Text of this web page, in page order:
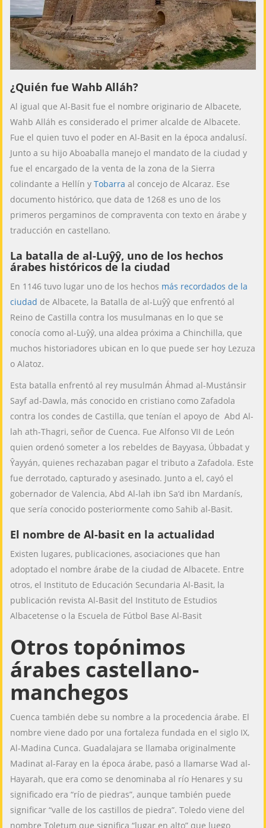
¿Quién fue Wahb Alláh?
Al igual que Al-Basit fue el nombre originario de Albacete,
Wahb Alláh es considerado el primer alcalde de Albacete.
Fue el quien tuvo el poder en Al-Basit en la época andalusí.
Junto a su hijo Aboaballa manejo el mandato de la ciudad y
fue el encargado de la venta de la zona de la Sierra
colindante a Hellín yTobarra al concejo de Alcaraz. Ese
documento histórico, que data de 1268 es uno de los
primeros pergaminos de compraventa con texto en árabe y
traducción en castellano.
La batalla de al-Luŷŷ, uno de los hechos
árabes históricos de la ciudad
En 1146 tuvo lugar uno de los hechos más recordados de la
ciudad de Albacete, la Batalla de al-Luŷŷ que enfrentó al
Reino de Castilla contra los musulmanas en lo que se
conocía como al-Luŷŷ, una aldea próxima a Chinchilla, que
muchos historiadores ubican en lo que puede ser hoy Lezuza
o Alatoz.
Esta batalla enfrentó al rey musulmán Áhmad al-Mustánsir
Sayf ad-Dawla, más conocido en cristiano como Zafadola
contra los condes de Castilla, que tenían el apoyo de Abd Al-
lah ath-Thagri, señor de Cuenca. Fue Alfonso VII de León
quien ordenó someter a los rebeldes de Bayyasa, Úbbadat y
Ŷayyán, quienes rechazaban pagar el tributo a Zafadola. Este
fue derrotado, capturado y asesinado. Junto a el, cayó el
gobernador de Valencia, Abd Al-lah ibn Sa‘d ibn Mardanís,
que sería conocido posteriormente como Sahib al-Basit.
El nombre de Al-basit en la actualidad
Existen lugares, publicaciones, asociaciones que han
adoptado el nombre árabe de la ciudad de Albacete. Entre
otros, el Instituto de Educación Secundaria Al-Basit, la
publicación revista Al-Basit del Instituto de Estudios
Albacetense o la Escuela de Fútbol Base Al-Basit
Otros topónimos
árabes castellano-
manchegos
Cuenca también debe su nombre a la procedencia árabe. El
nombre viene dado por una fortaleza fundada en el siglo IX,
Al-Madina Cunca. Guadalajara se llamaba originalmente
Madinat al-Faray en la época árabe, pasó a llamarse Wad al-
Hayarah, que era como se denominaba al río Henares y su
significado era “río de piedras”, aunque también puede
significar “valle de los castillos de piedra”. Toledo viene del
nombre Toletum que significa “lugar en alto” que luego